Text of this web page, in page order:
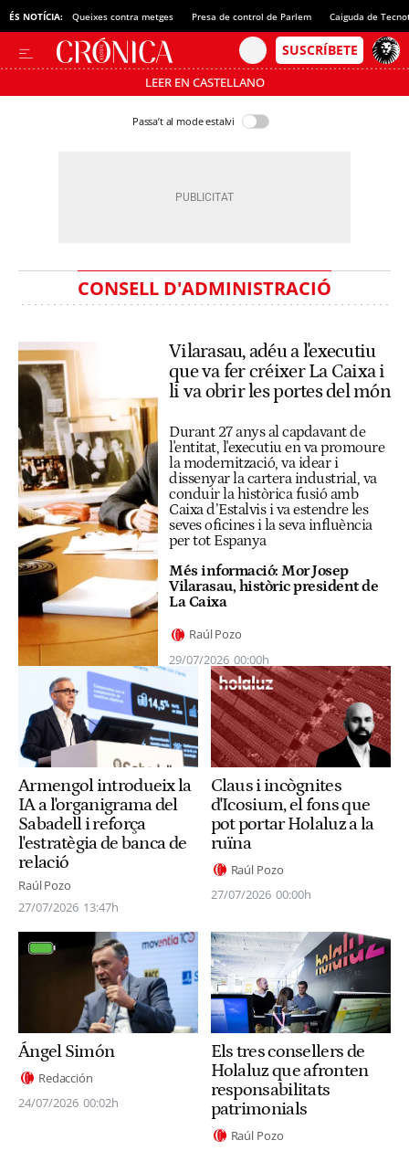
ÉS NOTÍCIA: Queixes contra metges Presa de control de Parlem Caiguda de
LEER EN CASTELLANO
Passa’t al mode estalvi
CONSELL D'ADMINISTRACIÓ
Vilarasau, adéu a l'executiu
que va fer créixer La Caixa i
li va obrir les portes del món
Durant 27 anys al capdavant de
l'entitat, l'executiu en va promoure
la modernització, va idear i
dissenyar la cartera industrial, va
conduir la històrica fusió amb
Caixa d’Estalvis i va estendre les
seves oficines i la seva influència
per tot Espanya
Més informació: Mor Josep
Vilarasau, històric president de
La Caixa
Raúl Pozo
29/07/2026 00:00h
Armengol introdueix la
IA a l'organigrama del
Sabadell i reforça
l'estratègia de banca de
relació
Raúl Pozo
27/07/2026 13:47h
Claus i incògnites
d'Icosium, el fons que
pot portar Holaluz a la
ruïna
Raúl Pozo
27/07/2026 00:00h
Ángel Simón
Redacción
24/07/2026 00:02h
Els tres consellers de
Holaluz que afronten
responsabilitats
patrimonials
Raúl Pozo